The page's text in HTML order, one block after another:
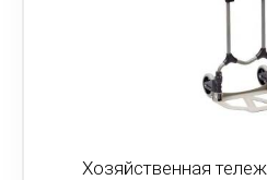
Хозяйственная